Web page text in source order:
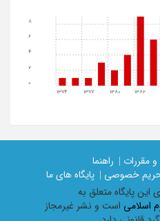
1374 1377 1380 1382
0
2
4
6
8
مقررات |
راهنما
خصوصی |
پایگاه های ما
پايگاه متعلق به
اسلامی است و نشر غیرمجاز